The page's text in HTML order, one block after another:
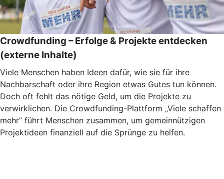
Crowdfunding – Erfolge & Projekte entdecken
(externe Inhalte)
Viele Menschen haben Ideen dafür, wie sie für ihre
Nachbarschaft oder ihre Region etwas Gutes tun können.
Doch oft fehlt das nötige Geld, um die Projekte zu
verwirklichen. Die Crowdfunding-Plattform „Viele schaffen
mehr” führt Menschen zusammen, um gemeinnützigen
Projektideen finanziell auf die Sprünge zu helfen.